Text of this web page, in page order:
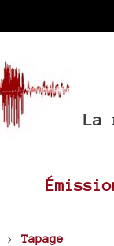
La
> Tapage